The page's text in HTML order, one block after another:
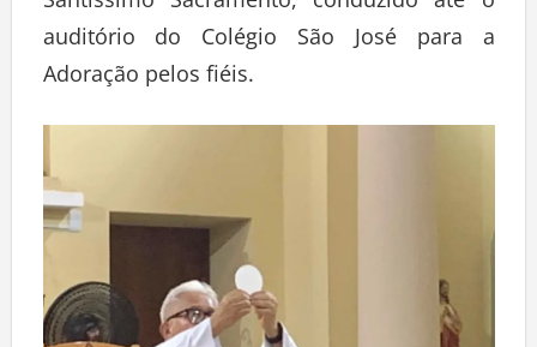
auditório do Colégio São José para a
Adoração pelos fiéis.